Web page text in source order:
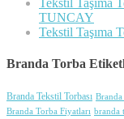
TUNCAY
Tekstil Taşıma
Branda Torba
Branda Tekstil Torbası Branda
Branda Torba Fiyatları branda